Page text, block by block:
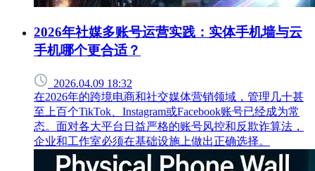
2026年社媒多账号运营实践：实体手机墙与云
手机哪个更合适？
2026.04.09 18:32
在2026年的跨境电商和社交媒体营销领域，管理几十甚
至上百个TikTok、Instagram或Facebook账号已经成为常
态。面对各大平台日益严格的账号风控和反欺诈算法，
企业和工作室必须在基础设施上做出正确选择。